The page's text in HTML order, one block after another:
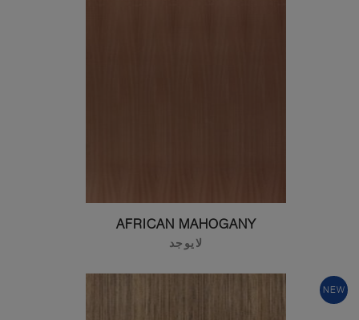
AFRICAN MAHOGANY
لايوجد
NEW